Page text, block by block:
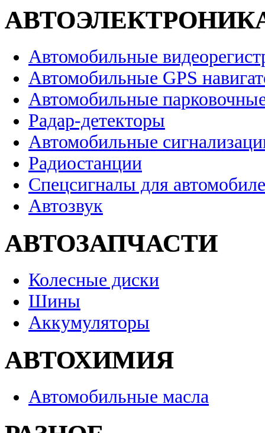
Автомобильные
Автомобильные GPS
Автомобильные
Радар-детекторы
Автомобильные
Радиостанции
Спецсигналы для
Автозвук
АВТОЗАПЧАСТИ
Колесные диски
Шины
Аккумуляторы
АВТОХИМИЯ
Автомобильные масла